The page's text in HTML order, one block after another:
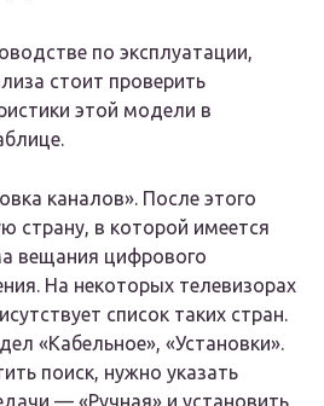
по эксплуатации,
стоит проверить
этой модели в
каналов». После этого
страну, в которой имеется
вещания цифрового
На некоторых телевизорах
список таких стран.
«Кабельное», «Установки».
поиск, нужно указать